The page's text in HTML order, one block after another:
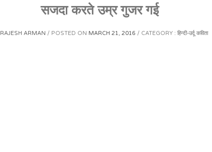
सजदा करते उम्र गुजर गई
RAJESH ARMAN POSTED ON MARCH 21, 2016 CATEGORY : हिन्दी-उर्दू कविता